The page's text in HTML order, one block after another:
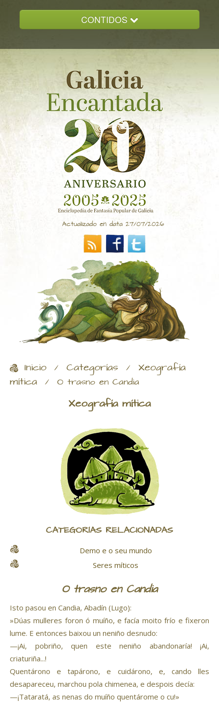
CONTIDOS
GALICIA ENCANTADA
DOCUMENTACION
NOVAS
CONTACTO
Actualizado en data 27/07/2026
Inicio / Categorías / Xeografía
mítica / O trasno en Candia
Xeografía mítica
CATEGORÍAS RELACIONADAS
Demo e o seu mundo
Seres míticos
O trasno en Candia
Isto pasou en Candia, Abadín (Lugo):
»Dúas mulleres foron ó muíño, e facía moito frío e fixeron
lume. E entonces baixou un neniño desnudo:
—¡Ai, pobriño, quen este neniño abandonaría! ¡Ai,
criaturiña...!
Quentárono e tapárono, e cuidárono, e, cando lles
desapareceu, marchou pola chimenea, e despois decía:
—¡Tataratá, as nenas do muíño quentárome o cu!»